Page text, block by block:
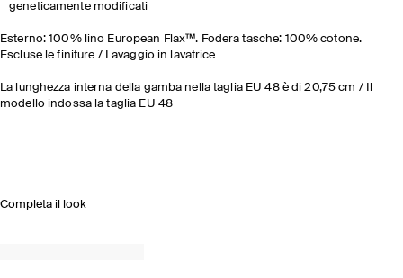
geneticamente modificati
Esterno: 100% lino European Flax™. Fodera tasche: 100% cotone.
Escluse le finiture / Lavaggio in lavatrice
La lunghezza interna della gamba nella taglia EU 48 è di 20,75 cm / Il
modello indossa la taglia EU 48
Completa il look